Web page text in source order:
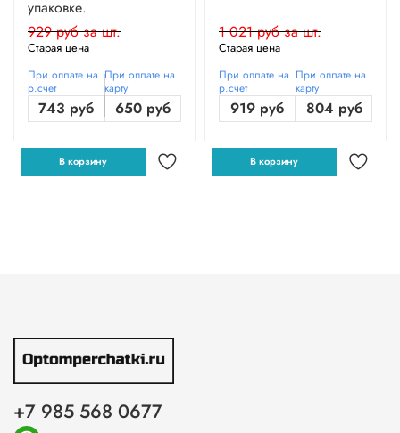
упаковке.
929 руб за шт.
Старая цена
При оплате на
р.счет
743 руб
При оплате на
карту
650 руб
В корзину
1 021 руб за шт.
Старая цена
При оплате на
р.счет
919 руб
При оплате на
карту
804 руб
В корзину
+7 985 568 0677